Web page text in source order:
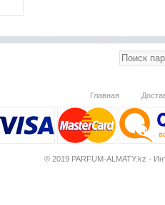
Главная
© 2019 PARFUM-ALMATY.kz -